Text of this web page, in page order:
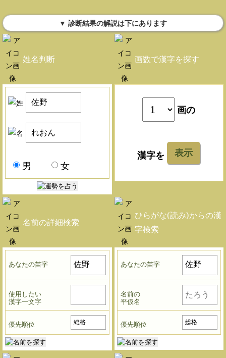
▼ 診断結果の解説は下にあります
姓名判断
男 女
画数で漢字を探す
画の
漢字を 表示
名前の詳細検索
あなたの苗字
使用したい
漢字一文字
優先順位
ひらがな(読み)からの漢
字検索
あなたの苗字
名前の
平仮名
優先順位